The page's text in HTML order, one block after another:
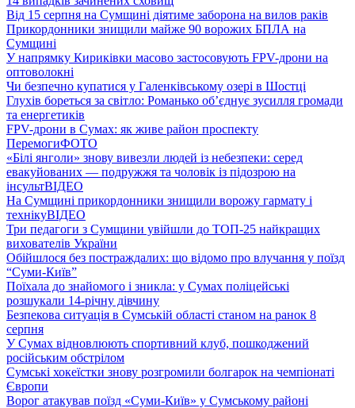
Від 15 серпня на Сумщині діятиме заборона на вилов раків
Прикордонники знищили майже 90 ворожих БПЛА на
Сумщині
У напрямку Кириківки масово застосовують FPV-дрони на
оптоволокні
Чи безпечно купатися у Галенківському озері в Шостці
Глухів бореться за світло: Романько об’єднує зусилля громади
та енергетиків
FPV-дрони в Сумах: як живе район проспекту
ПеремогиФОТО
«Білі янголи» знову вивезли людей із небезпеки: серед
евакуйованих — подружжя та чоловік із підозрою на
інсультВІДЕО
На Сумщині прикордонники знищили ворожу гармату і
технікуВІДЕО
Три педагоги з Сумщини увійшли до ТОП-25 найкращих
вихователів України
Обійшлося без постраждалих: що відомо про влучання у поїзд
“Суми-Київ”
Поїхала до знайомого і зникла: у Сумах поліцейські
розшукали 14-річну дівчину
Безпекова ситуація в Сумській області станом на ранок 8
серпня
У Сумах відновлюють спортивний клуб, пошкоджений
російським обстрілом
Сумські хокеїстки знову розгромили болгарок на чемпіонаті
Європи
Ворог атакував поїзд «Суми-Київ» у Сумському районі